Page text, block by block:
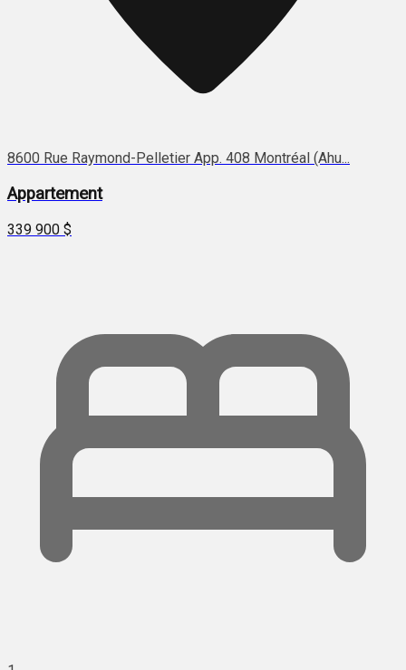
8600 Rue Raymond-Pelletier App. 408 Montréal (Ahu...
Appartement
339 900 $